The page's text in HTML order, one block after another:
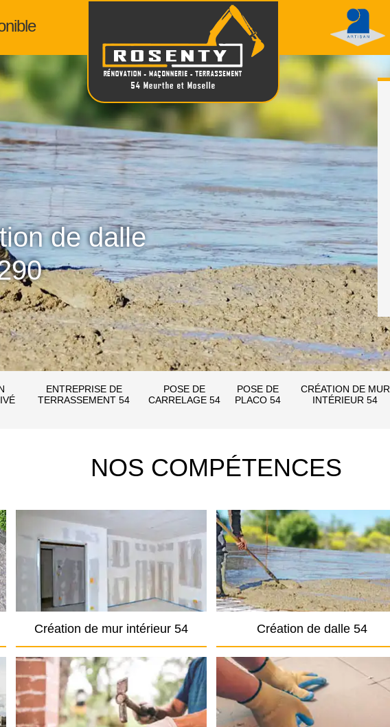
de dalle
ENTREPRISE DE
TERRASSEMENT 54
POSE DE
CARRELAGE 54
POSE DE
PLACO 54
CRÉATION DE MUR
INTÉRIEUR 54
NOS COMPÉTENCES
Création de mur intérieur 54 Création de dalle 54